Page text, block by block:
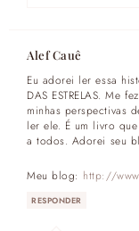
Alef Cauê
Eu adorei ler essa
DAS ESTRELAS. Me
minhas perspectivas
ler ele. É um livro
a todos. Adorei seu
Meu blog: http://
RESPONDER